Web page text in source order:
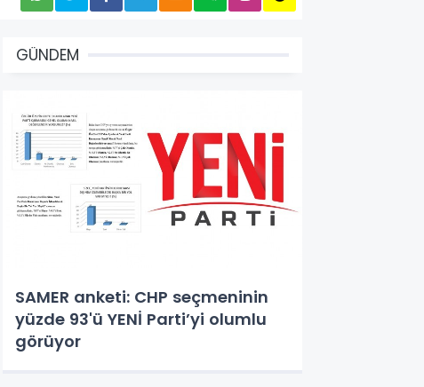
GÜNDEM
SAMER anketi: CHP seçmeninin
yüzde 93'ü YENİ Parti’yi olumlu
görüyor